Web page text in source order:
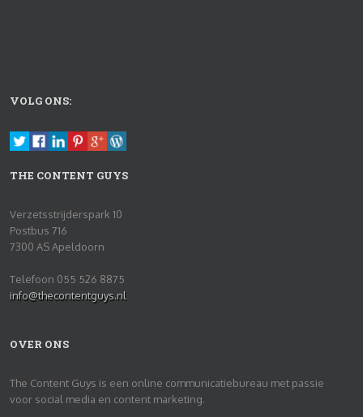
VOLG ONS:
THE CONTENT GUYS
Verzetsstrijderspark 10
Postbus 716
7300 AS Apeldoorn
Telefoon 055 526 8875
info@thecontentguys.nl
OVER ONS
The Content Guys is een online communicatiebureau met passie
voor social media en content marketing.